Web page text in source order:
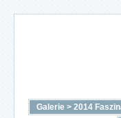
Galerie > 2014